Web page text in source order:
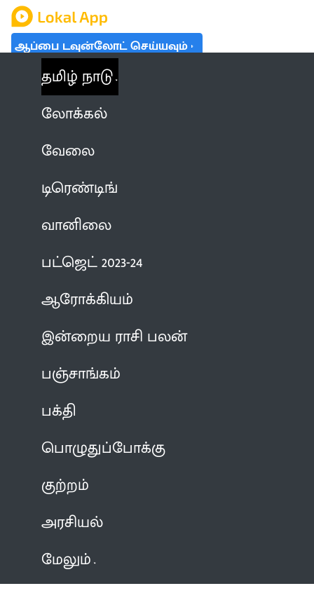
ஆப்பை டவுன்லோட் செய்யவும்
தமிழ் நாடு
லோக்கல்
வேலை
டிரெண்டிங்
வானிலை
பட்ஜெட் 2023-24
ஆரோக்கியம்
இன்றைய ராசி பலன்
பஞ்சாங்கம்
பக்தி
பொழுதுப்போக்கு
குற்றம்
அரசியல்
மேலும்